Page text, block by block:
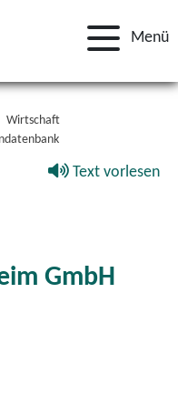
Menü
Wirtschaft
Text vorlesen
GmbH